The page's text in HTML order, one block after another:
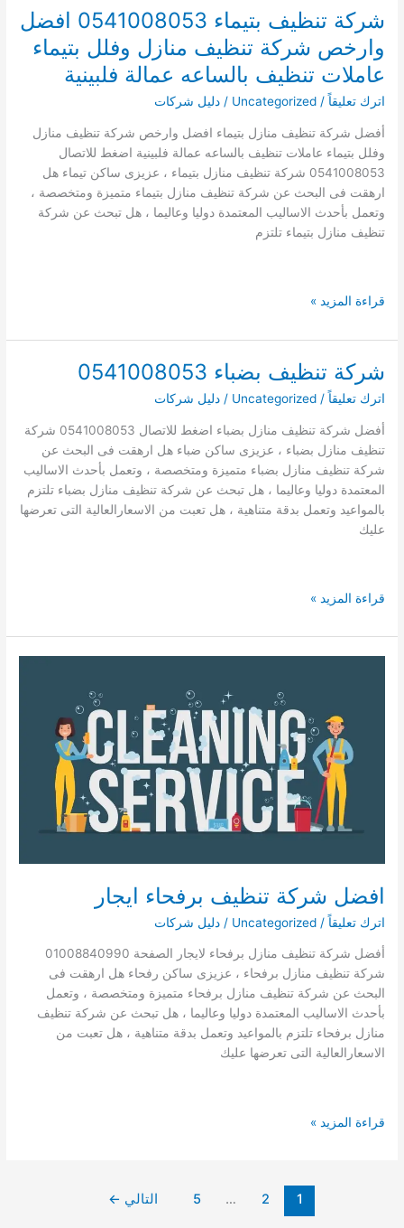
تنظيف
سجاد
بتبوك
غسيل
السجاد
بالبخار
فى
مكانة
شركة تنظيف بتيماء 0541008053 افضل
وارخص شركة تنظيف منازل وفلل بتيماء
عاملات تنظيف بالساعه عمالة فلبينية
اترك تعليقاً /
Uncategorized
/دليل شركات
أفضل شركة تنظيف منازل بتيماء افضل وارخص شركة تنظيف منازل
وفلل بتيماء عاملات تنظيف بالساعه عمالة فلبينية اضغط للاتصال
0541008053 شركة تنظيف منازل بتيماء ، عزيزى ساكن تيماء هل
ارهقت فى البحث عن شركة تنظيف منازل بتيماء متميزة ومتخصصة ،
وتعمل بأحدث الاساليب المعتمدة دوليا وعاليما ، هل تبحث عن شركة
تنظيف منازل بتيماء تلتزم
شركة
بتيماء
افضل
وارخص
شركة
تنظيف
منازل
وفلل
بتيماء
عاملات
تنظيف
فلبينية
قراءة المزيد »
شركة تنظيف بضباء 0541008053
اترك تعليقاً /
Uncategorized
/دليل شركات
أفضل شركة تنظيف منازل بضباء اضغط للاتصال 0541008053 شركة
تنظيف منازل بضباء ، عزيزى ساكن ضباء هل ارهقت فى البحث عن
شركة تنظيف منازل بضباء متميزة ومتخصصة ، وتعمل بأحدث الاساليب
المعتمدة دوليا وعاليما ، هل تبحث عن شركة تنظيف منازل بضباء تلتزم
بالمواعيد وتعمل بدقة متناهية ، هل تعبت من الاسعارالعالية التى تعرضها
عليك
شركة
بضباء
0541008053
قراءة المزيد »
افضل شركة تنظيف برفحاء ايجار
اترك تعليقاً /
Uncategorized
/دليل شركات
أفضل شركة تنظيف منازل برفحاء لايجار الصفحة 01008840990
شركة تنظيف منازل برفحاء ، عزيزى ساكن رفحاء هل ارهقت فى
البحث عن شركة تنظيف منازل برفحاء متميزة ومتخصصة ، وتعمل
بأحدث الاساليب المعتمدة دوليا وعاليما ، هل تبحث عن شركة تنظيف
منازل برفحاء تلتزم بالمواعيد وتعمل بدقة متناهية ، هل تعبت من
الاسعارالعالية التى تعرضها عليك
افضل
قراءة المزيد »
1
2
…
5 التالي ←